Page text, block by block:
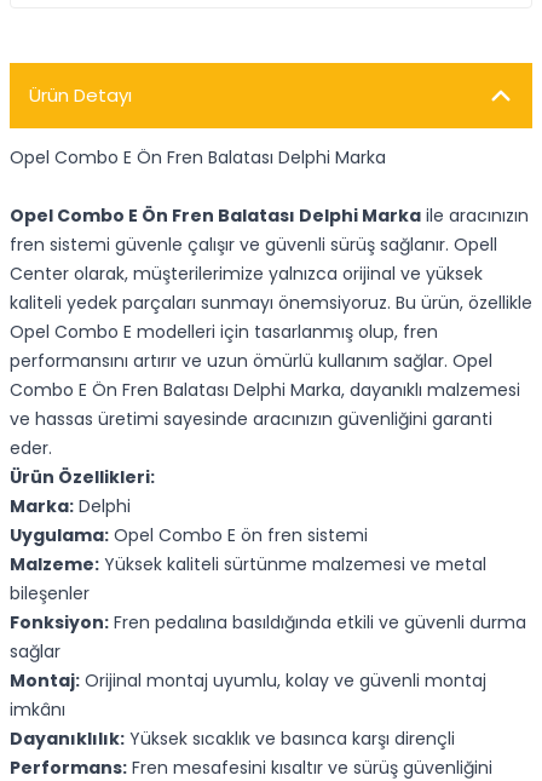
Ürün Detayı
Opel Combo E Ön Fren Balatası Delphi Marka
Opel Combo E Ön Fren Balatası Delphi Marka ile aracınızın
fren sistemi güvenle çalışır ve güvenli sürüş sağlanır. Opell
Center olarak, müşterilerimize yalnızca orijinal ve yüksek
kaliteli yedek parçaları sunmayı önemsiyoruz. Bu ürün, özellikle
Opel Combo E modelleri için tasarlanmış olup, fren
performansını artırır ve uzun ömürlü kullanım sağlar. Opel
Combo E Ön Fren Balatası Delphi Marka, dayanıklı malzemesi
ve hassas üretimi sayesinde aracınızın güvenliğini garanti
eder.
Ürün Özellikleri:
Marka: Delphi
Uygulama: Opel Combo E ön fren sistemi
Malzeme: Yüksek kaliteli sürtünme malzemesi ve metal
bileşenler
Fonksiyon: Fren pedalına basıldığında etkili ve güvenli durma
sağlar
Montaj: Orijinal montaj uyumlu, kolay ve güvenli montaj
imkânı
Dayanıklılık: Yüksek sıcaklık ve basınca karşı dirençli
Performans: Fren mesafesini kısaltır ve sürüş güvenliğini